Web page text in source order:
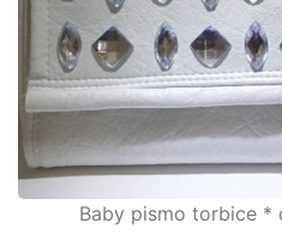
Baby pismo torbice *